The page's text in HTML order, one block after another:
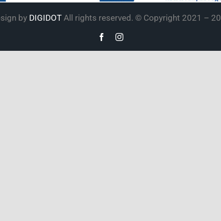
by DIGIDOT All rights reserved. © Copyright 2021 –